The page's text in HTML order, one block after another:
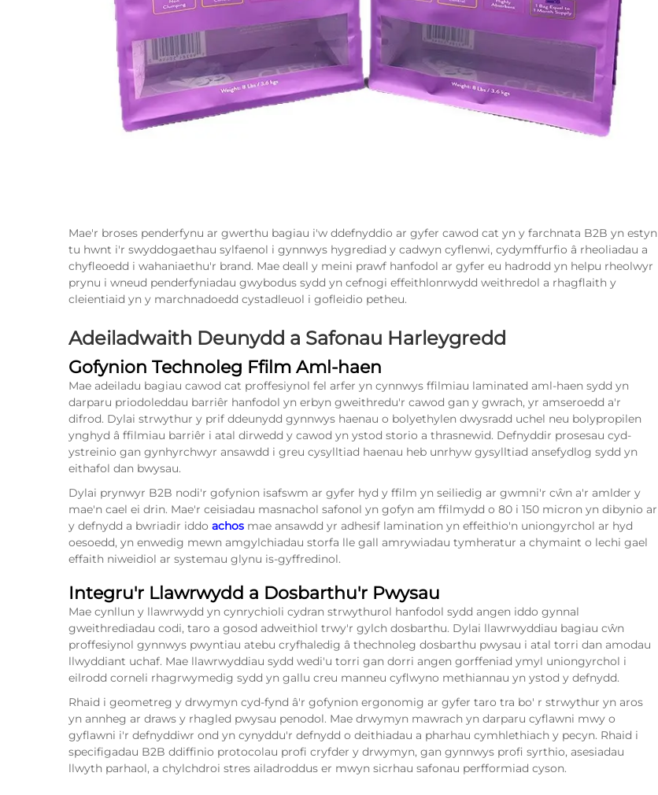
Mae'r broses penderfynu ar gwerthu bagiau i'w ddefnyddio ar gyfer cawod cat yn y farchnata B2B yn estyn
tu hwnt i'r swyddogaethau sylfaenol i gynnwys hygrediad y cadwyn cyflenwi, cydymffurfio â rheoliadau a
chyfleoedd i wahaniaethu'r brand. Mae deall y meini prawf hanfodol ar gyfer eu hadrodd yn helpu rheolwyr
prynu i wneud penderfyniadau gwybodus sydd yn cefnogi effeithlonrwydd weithredol a rhagflaith y
cleientiaid yn y marchnadoedd cystadleuol i gofleidio petheu.
Adeiladwaith Deunydd a Safonau Harleygredd
Gofynion Technoleg Ffilm Aml-haen
Mae adeiladu bagiau cawod cat proffesiynol fel arfer yn cynnwys ffilmiau laminated aml-haen sydd yn
darparu priodoleddau barriêr hanfodol yn erbyn gweithredu'r cawod gan y gwrach, yr amseroedd a'r
difrod. Dylai strwythur y prif ddeunydd gynnwys haenau o bolyethylen dwysradd uchel neu bolypropilen
ynghyd â ffilmiau barriêr i atal dirwedd y cawod yn ystod storio a thrasnewid. Defnyddir prosesau cyd-
ystreinio gan gynhyrchwyr ansawdd i greu cysylltiad haenau heb unrhyw gysylltiad ansefydlog sydd yn
eithafol dan bwysau.
Dylai prynwyr B2B nodi'r gofynion isafswm ar gyfer hyd y ffilm yn seiliedig ar gwmni'r cŵn a'r amlder y
mae'n cael ei drin. Mae'r ceisiadau masnachol safonol yn gofyn am ffilmydd o 80 i 150 micron yn dibynio ar
y defnydd a bwriadir iddo achos mae ansawdd yr adhesif lamination yn effeithio'n uniongyrchol ar hyd
oesoedd, yn enwedig mewn amgylchiadau storfa lle gall amrywiadau tymheratur a chymaint o lechi gael
effaith niweidiol ar systemau glynu is-gyffredinol.
Integru'r Llawrwydd a Dosbarthu'r Pwysau
Mae cynllun y llawrwydd yn cynrychioli cydran strwythurol hanfodol sydd angen iddo gynnal
gweithrediadau codi, taro a gosod adweithiol trwy'r gylch dosbarthu. Dylai llawrwyddiau bagiau cŵn
proffesiynol gynnwys pwyntiau atebu cryfhaledig â thechnoleg dosbarthu pwysau i atal torri dan amodau
llwyddiant uchaf. Mae llawrwyddiau sydd wedi'u torri gan dorri angen gorffeniad ymyl uniongyrchol i
eilrodd corneli rhagrwymedig sydd yn gallu creu manneu cyflwyno methiannau yn ystod y defnydd.
Rhaid i geometreg y drwymyn cyd-fynd â'r gofynion ergonomig ar gyfer taro tra bo' r strwythur yn aros
yn annheg ar draws y rhagled pwysau penodol. Mae drwymyn mawrach yn darparu cyflawni mwy o
gyflawni i'r defnyddiwr ond yn cynyddu'r defnydd o deithiadau a pharhau cymhlethiach y pecyn. Rhaid i
specifigadau B2B ddiffinio protocolau profi cryfder y drwymyn, gan gynnwys profi syrthio, asesiadau
llwyth parhaol, a chylchdroi stres ailadroddus er mwyn sicrhau safonau perfformiad cyson.